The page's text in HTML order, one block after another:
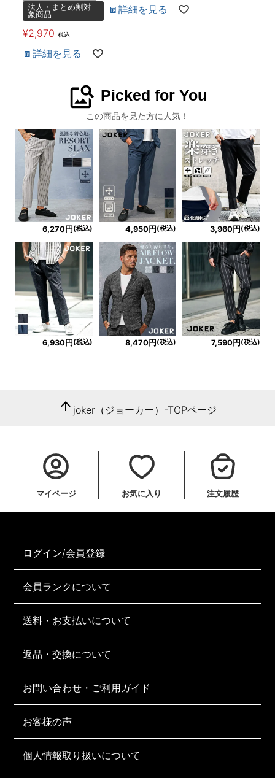
法人・まとめ割対
象商品
¥2,970 税込
詳細を見る
詳細を見る
image_search Picked for You
この商品を見た方に人気！
6,270円(税込) 4,950円(税込) 3,960円(税込)
6,930円 (税込) 8,470円 (税込) 7,590円 (税込)
arrow_upward joker（ジョーカー）-TOPページ
マイページ お気に入り 注文履歴
ログイン/会員登録
会員ランクについて
送料・お支払いについて
返品・交換について
お問い合わせ・ご利用ガイド
お客様の声
個人情報取り扱いについて